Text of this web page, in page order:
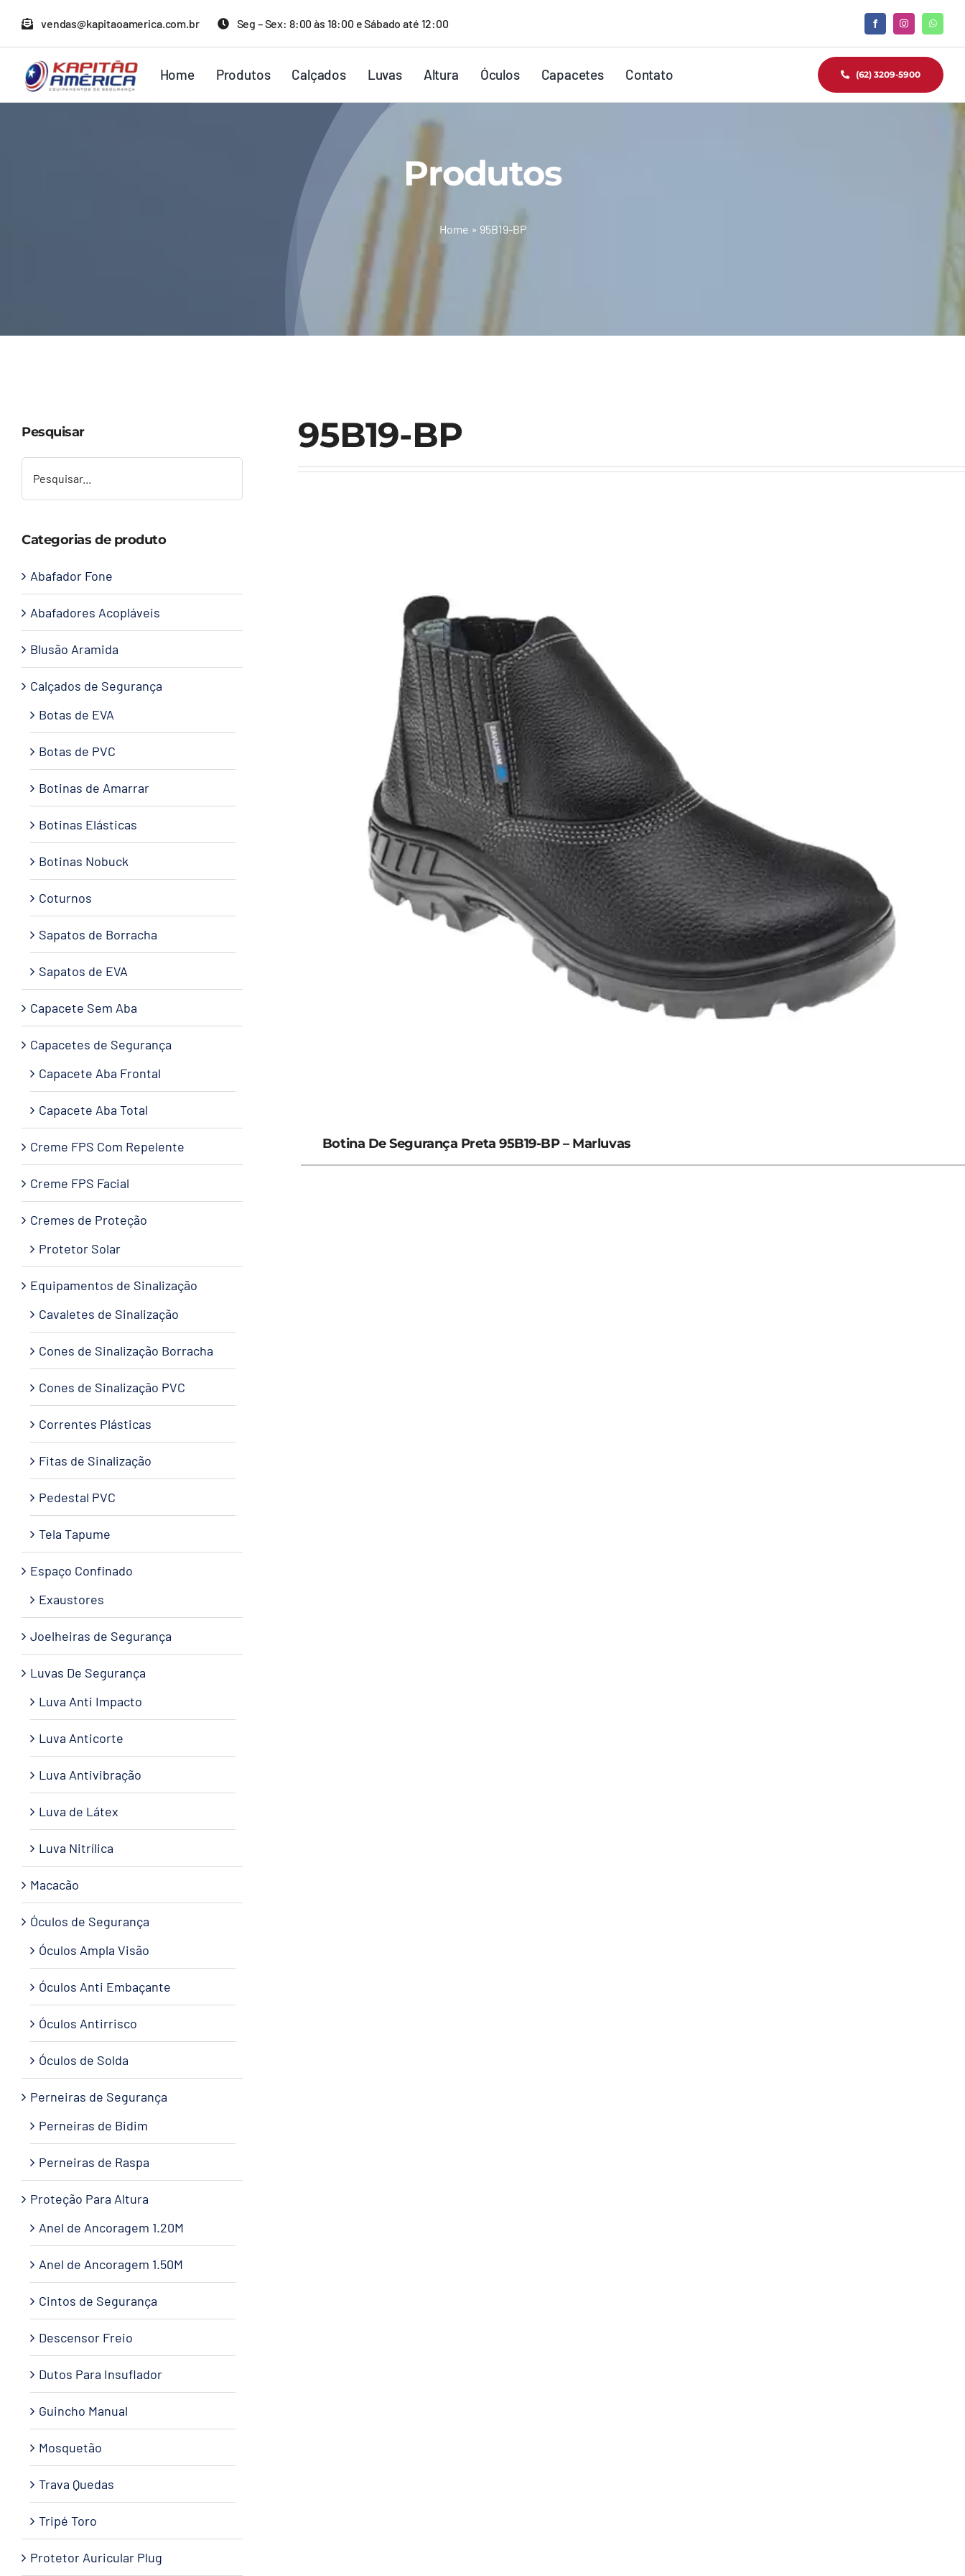
para
conteúdo
vendas@kapitaoamerica.com.br Seg – Sex: 8:00 às 18:00 e Sábado até 12:00
Home Produtos Calçados Luvas Altura Óculos Capacetes Contato (62) 3209-5900
Produtos
Home » 95B19-BP
95B19-BP
Botina De Segurança Preta 95B19-BP – Marluvas
Pesquisar
Categorias de produto
Abafador Fone
Abafadores Acopláveis
Blusão Aramida
Calçados de Segurança
Botas de EVA
Botas de PVC
Botinas de Amarrar
Botinas Elásticas
Botinas Nobuck
Coturnos
Sapatos de Borracha
Sapatos de EVA
Capacete Sem Aba
Capacetes de Segurança
Capacete Aba Frontal
Capacete Aba Total
Creme FPS Com Repelente
Creme FPS Facial
Cremes de Proteção
Protetor Solar
Equipamentos de Sinalização
Cavaletes de Sinalização
Cones de Sinalização Borracha
Cones de Sinalização PVC
Correntes Plásticas
Fitas de Sinalização
Pedestal PVC
Tela Tapume
Espaço Confinado
Exaustores
Joelheiras de Segurança
Luvas De Segurança
Luva Anti Impacto
Luva Anticorte
Luva Antivibração
Luva de Látex
Luva Nitrílica
Macacão
Óculos de Segurança
Óculos Ampla Visão
Óculos Anti Embaçante
Óculos Antirrisco
Óculos de Solda
Perneiras de Segurança
Perneiras de Bidim
Perneiras de Raspa
Proteção Para Altura
Anel de Ancoragem 1.20M
Anel de Ancoragem 1.50M
Cintos de Segurança
Descensor Freio
Dutos Para Insuflador
Guincho Manual
Mosquetão
Trava Quedas
Tripé Toro
Protetor Auricular Plug